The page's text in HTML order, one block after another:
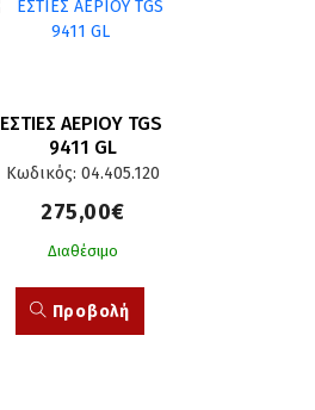
ΕΣΤΙΕΣ ΑΕΡΙΟΥ TGS
9411 GL
Κωδικός: 04.405.120
275,00€
Διαθέσιμο
Προβολή